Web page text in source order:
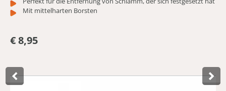
Mit mittelharten Borsten
€ 8,95